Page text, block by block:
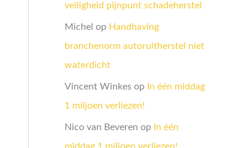
veiligheid pijnpunt schadeherstel
Michel op Handhaving
branchenorm autoruitherstel niet
waterdicht
Vincent Winkes op In één middag
1 miljoen verliezen!
Nico van Beveren op In één